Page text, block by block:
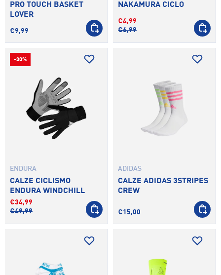
PRO TOUCH BASKET
LOVER
€9,99
SCEGLI OPZIONI
NAKAMURA CICLO
€4,99
€6,99
SCEGLI
-30%
ENDURA
CALZE CICLISMO
ENDURA WINDCHILL
€34,99
€49,99
SCEGLI OPZIONI
ADIDAS
CALZE ADIDAS 3STRIPES
CREW
€15,00